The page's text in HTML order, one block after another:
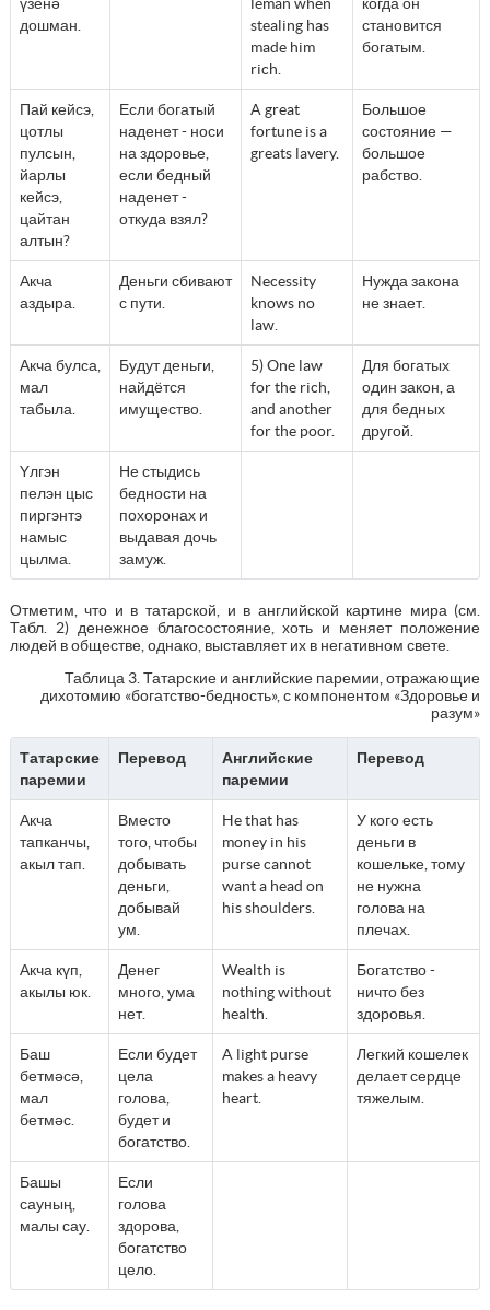
дошман.
stealing has
made him
rich.
становится
богатым.
Пай кейсэ,
цотлы
пулсын,
йарлы
кейсэ,
цайтан
алтын?
Если богатый
наденет - носи
на здоровье,
если бедный
наденет -
откуда взял?
A great
fortune is a
greats lavery.
Большое
состояние —
большое
рабство.
Акча
аздыра.
Деньги сбивают
с пути.
Necessity
knows no
law.
Нужда закона
не знает.
Акча булса,
мал
табыла.
Будут деньги,
найдётся
имущество.
5) One law
for the rich,
and another
for the poor.
Для богатых
один закон, а
для бедных
другой.
Yлгэн
пелэн цыс
пиргэнтэ
намыс
цылма.
Не стыдись
бедности на
похоронах и
выдавая дочь
замуж.
Отметим, что и в татарской, и в английской картине мира (см.
Табл. 2) денежное благосостояние, хоть и меняет положение
людей в обществе, однако, выставляет их в негативном свете.
Таблица 3. Татарские и английские паремии, отражающие
дихотомию «богатство-бедность», с компонентом «Здоровье и
разум»
Татарские
паремии
Перевод
Английские
паремии
Перевод
Акча
тапканчы,
акыл тап.
Вместо
того, чтобы
добывать
деньги,
добывай
ум.
He that has
money in his
purse cannot
want a head on
his shoulders.
У кого есть
деньги в
кошельке, тому
не нужна
голова на
плечах.
Акча күп,
акылы юк.
Денег
много, ума
нет.
Wealth is
nothing without
health.
Богатство -
ничто без
здоровья.
Баш
бетмәсә,
мал
бетмәс.
Если будет
цела
голова,
будет и
богатство.
A light purse
makes a heavy
heart.
Легкий кошелек
делает сердце
тяжелым.
Башы
сауның,
малы сау.
Если
голова
здорова,
богатство
цело.